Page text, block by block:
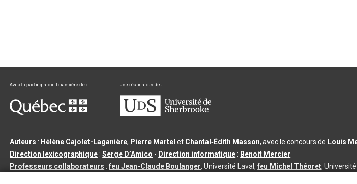
Auteurs : Hélène Cajolet-Laganière, Pierre Martel et Chantal‑Édith Masson, avec le concours de Louis
Direction lexicographique :Serge D’Amico - Direction informatique : Benoit Mercier
Professeurs collaborateurs :feu Jean-Claude Boulanger, Université Laval,feu Michel Théoret,